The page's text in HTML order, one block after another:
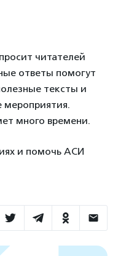
читателей
ответы помогут
тексты и
мероприятия.
много времени.
и помочь АСИ